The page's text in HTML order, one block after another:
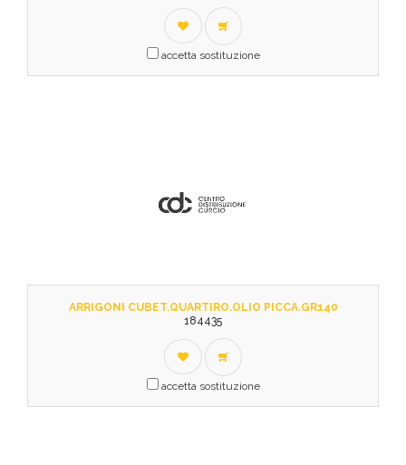
accetta sostituzione
ARRIGONI CUBET.QUARTIRO.OLIO PICCA.GR140
184435
accetta sostituzione